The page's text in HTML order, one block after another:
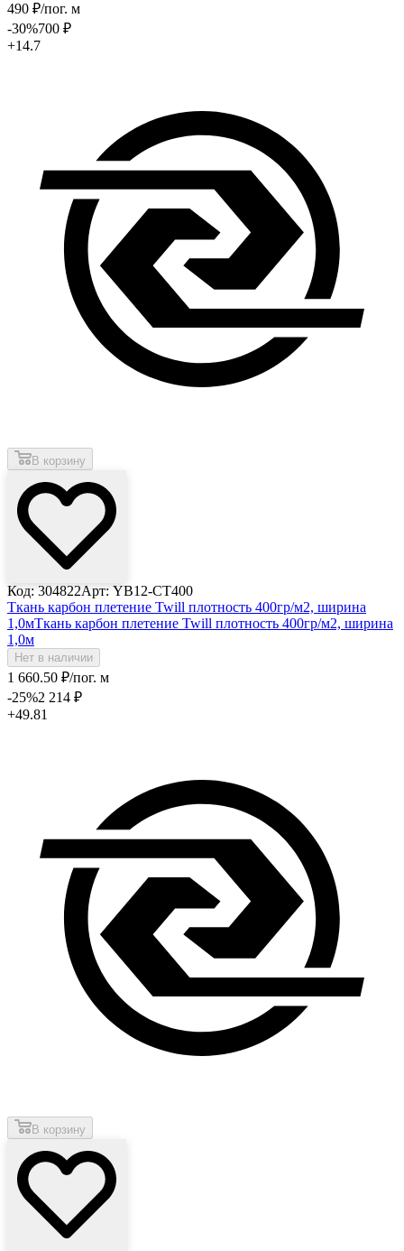
490 ₽/пог. м
-30%700 ₽
+14.7
В корзину
Код: 304822Арт: YB12-CT400
Ткань карбон плетение Twill плотность 400гр/м2, ширина
1,0мТкань карбон плетение Twill плотность 400гр/м2, ширина
1,0м
Нет в наличии
1 660.50 ₽/пог. м
-25%2 214 ₽
+49.81
В корзину